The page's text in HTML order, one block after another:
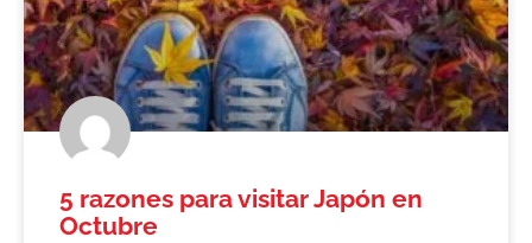
5 razones para visitar Japón en
Octubre